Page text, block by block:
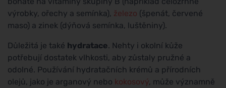
výrobky, ořechy a semínka), železo (špenát, červené
maso) a zinek (dýňová semínka, luštěniny).
Důležitá je také hydratace. Nehty i okolní kůže
potřebují dostatek vlhkosti, aby zůstaly pružné a
odolné. Používání hydratačních krémů a přírodních
olejů, jako je arganový nebo kokosový, může významně